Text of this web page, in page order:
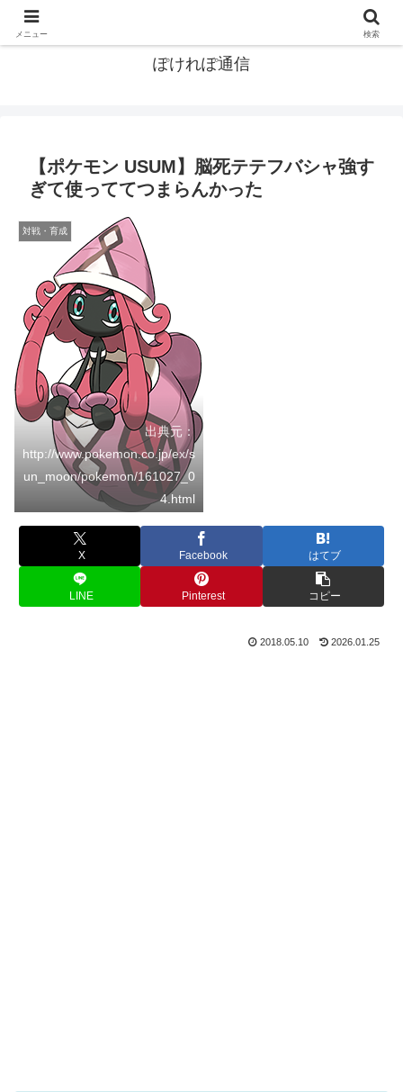
ぽけれぽ通信
【ポケモン USUM】脳死テテフバシャ強す
ぎて使っててつまらんかった
対戦・育成
出典元：
http://www.pokemon.co.jp/ex/s
un_moon/pokemon/161027_0
4.html
X Facebook はてブ
LINE Pinterest コピー
2018.05.10 2026.01.25
メニュー 検索